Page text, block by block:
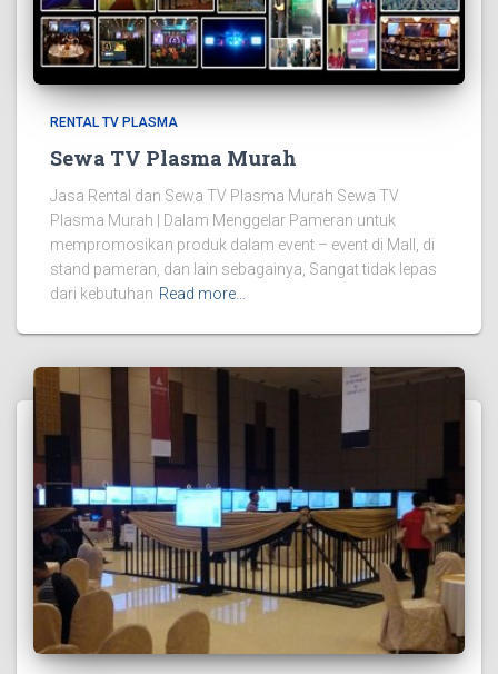
RENTAL TV PLASMA
Sewa TV Plasma Murah
Jasa Rental dan Sewa TV Plasma Murah Sewa TV
Plasma Murah | Dalam Menggelar Pameran untuk
mempromosikan produk dalam event – event di Mall, di
stand pameran, dan lain sebagainya, Sangat tidak lepas
dari kebutuhan Read more…